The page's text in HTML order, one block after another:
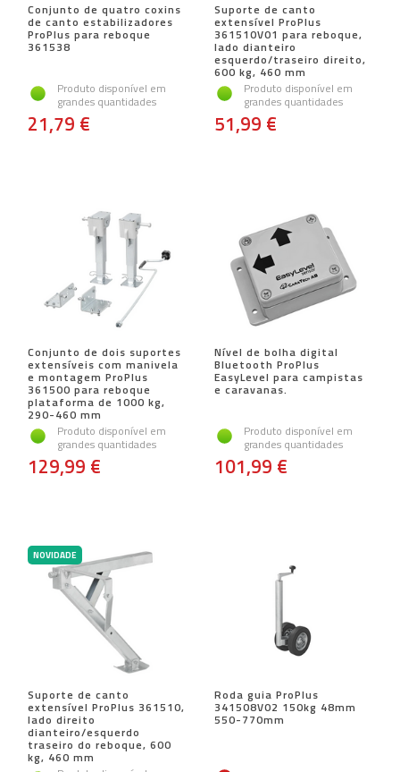
Conjunto de quatro coxins
de canto estabilizadores
ProPlus para reboque
361538
Produto disponível em
grandes quantidades
21,79 €
Suporte de canto
extensível ProPlus
361510V01 para reboque,
lado dianteiro
esquerdo/traseiro direito,
600 kg, 460 mm
Produto disponível em
grandes quantidades
51,99 €
Conjunto de dois suportes
extensíveis com manivela
e montagem ProPlus
361500 para reboque
plataforma de 1000 kg,
290-460 mm
Produto disponível em
grandes quantidades
129,99 €
Nível de bolha digital
Bluetooth ProPlus
EasyLevel para campistas
e caravanas.
Produto disponível em
grandes quantidades
101,99 €
NOVIDADE
Suporte de canto
extensível ProPlus 361510,
lado direito
dianteiro/esquerdo
traseiro do reboque, 600
kg, 460 mm
Roda guia ProPlus
341508V02 150kg 48mm
550-770mm